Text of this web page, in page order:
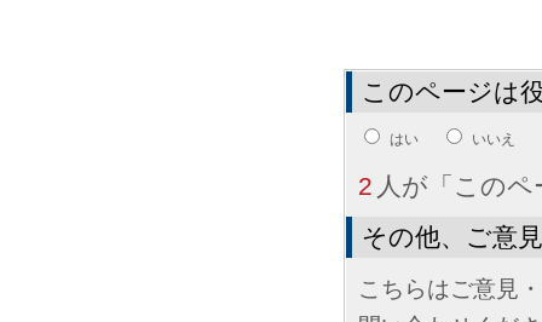
このページは
はい いいえ
2 人が「この
その他、ご意
こちらはご意見